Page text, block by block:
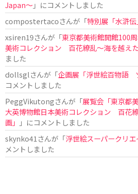
Japan〜」にコメントしました
compostertacoさんが「特別展「水滸伝
xsiren19さんが「東京都美術館開館100
美術コレクション 百花繚乱～海を越え
ました
dollsglさんが「企画展「浮世絵百物語
コメントしました
PeggVikutongさんが「展覧会「東京都
大英博物館日本美術コレクション 百花
画」
」にコメントしました
skynko41 さんが「浮世絵スーパークリ
メントしました